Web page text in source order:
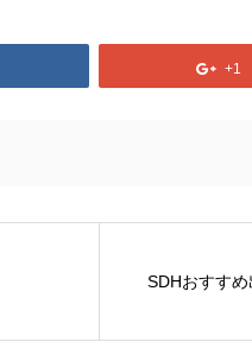
+1
SDHおすす